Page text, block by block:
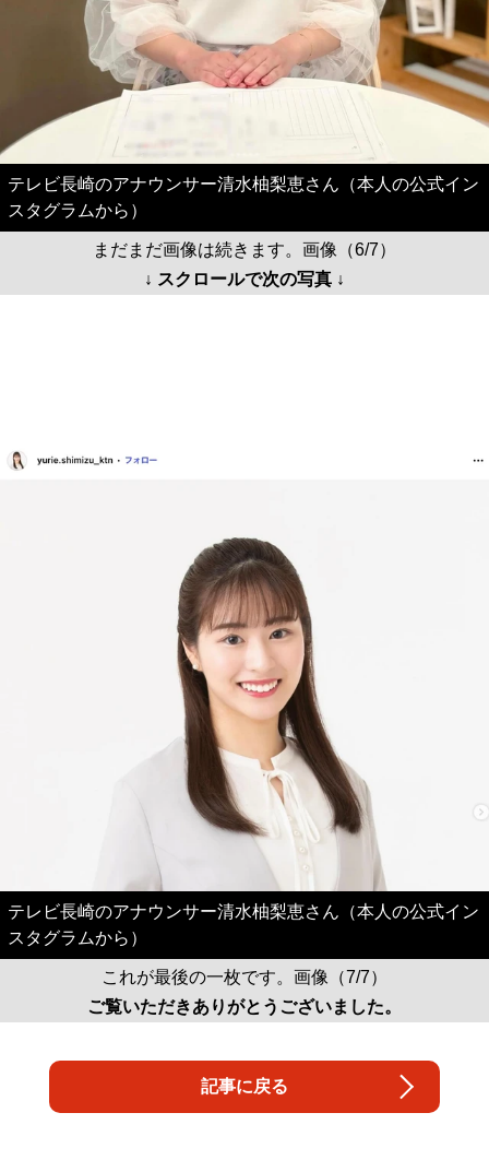
テレビ長崎のアナウンサー清水柚梨恵さん（本人の公式イン
スタグラムから）
まだまだ画像は続きます。画像（6/7）
↓ スクロールで次の写真 ↓
テレビ長崎のアナウンサー清水柚梨恵さん（本人の公式イン
これが最後の一枚です。画像（7/7）
ご覧いただきありがとうございました。
記事に戻る